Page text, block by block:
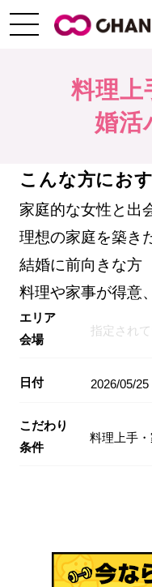
料理上
婚活
こんな方にお
家庭的な女性と出
理想の家庭を築き
結婚に前向きな方
料理や家事が得意
エリア
会場
指定されて
日付 2026/05/
こだわり
条件
料理上手